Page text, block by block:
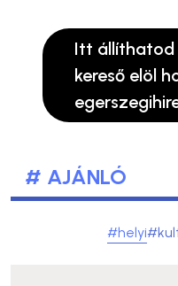
Itt állíthatod
kereső elöl
# AJÁNLÓ
#helyi